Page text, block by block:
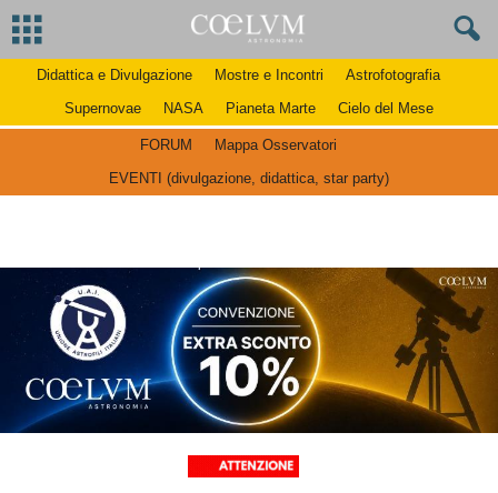
Didattica e Divulgazione Mostre e Incontri
Astrofotografia
Supernovae
NASA Pianeta Marte Cielo del Mese
FORUM
Mappa Osservatori
EVENTI (divulgazione, didattica, star party)